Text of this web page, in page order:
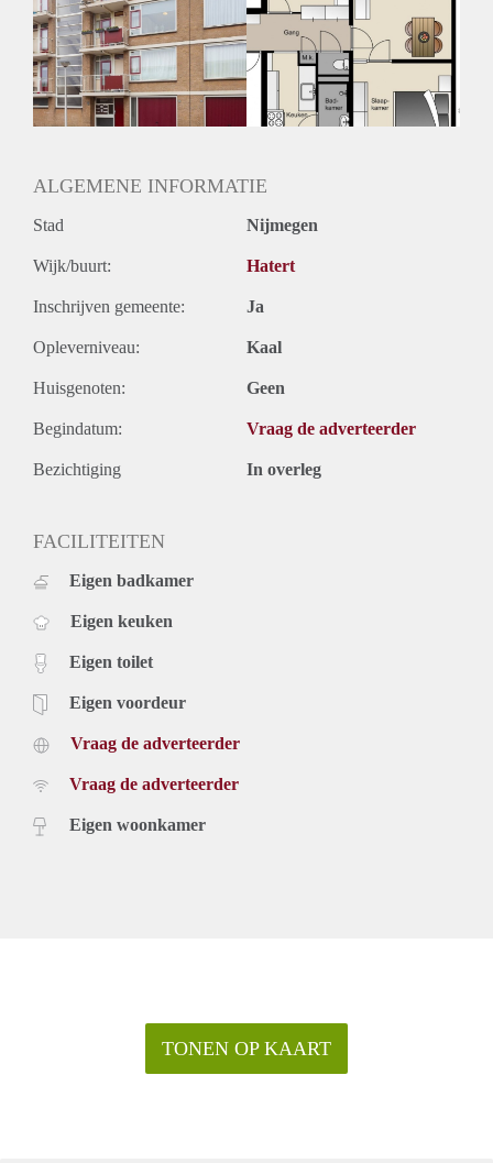
ALGEMENE INFORMATIE
Stad Nijmegen
Wijk/buurt: Hatert
Inschrijven gemeente: Ja
Opleverniveau: Kaal
Huisgenoten: Geen
Begindatum: Vraag de adverteerder
Bezichtiging In overleg
FACILITEITEN
Eigen badkamer
Eigen keuken
Eigen toilet
Eigen voordeur
Vraag de adverteerder
Vraag de adverteerder
Eigen woonkamer
TONEN OP KAART